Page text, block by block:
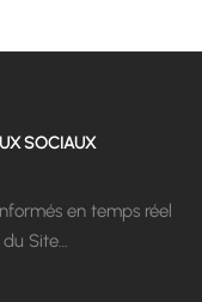
SOCIAUX
en temps réel
Site…